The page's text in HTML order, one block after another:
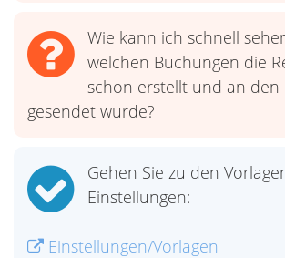
Wie kann ich schnell
welchen Buchungen die
schon erstellt und an den
gesendet wurde?
Gehen Sie zu den
Einstellungen:
Einstellungen/Vorlagen